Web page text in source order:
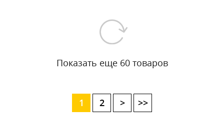
Показать еще 60 товаров
1 2 > >>